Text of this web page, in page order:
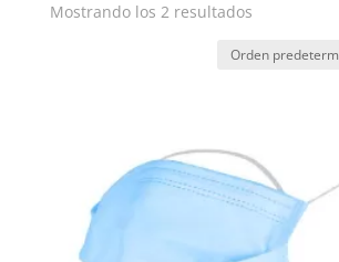
Mostrando los 2 resultados